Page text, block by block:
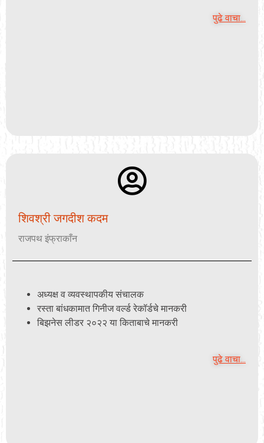
पुढे वाचा...
शिवश्री जगदीश कदम
राजपथ इंफ्राकाँन
अध्यक्ष व व्यवस्थापकीय संचालक
रस्ता बांधकामात गिनीज वर्ल्ड रेकॉर्डचे मानकरी
बिझनेस लीडर २०२२ या किताबाचे मानकरी
पुढे वाचा...